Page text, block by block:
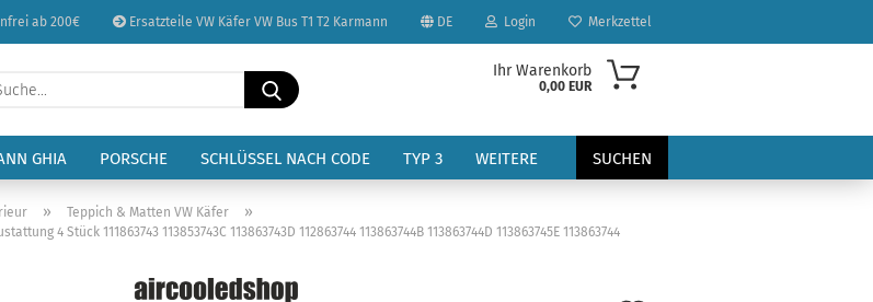
ab 200€ Ersatzteile VW Käfer VW Bus T1 T2 Karmann DE
Sprache auswählen
Lieferland
Login Merkzettel
Suche...
Ihr Warenkorb
0,00 EUR
GHIA PORSCHE SCHLÜSSEL NACH CODE TYP 3 SUCHEN
WEITERE
» Teppich & Matten VW Käfer »
4 Stück 111863743 113853743C 113863743D 112863744 113863744B 113863744D 113863745E 113863744